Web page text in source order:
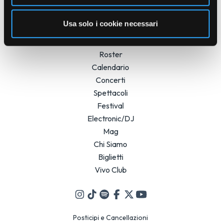
Usa solo i cookie necessari
Roster
Calendario
Concerti
Spettacoli
Festival
Electronic/DJ
Mag
Chi Siamo
Biglietti
Vivo Club
Posticipi e Cancellazioni